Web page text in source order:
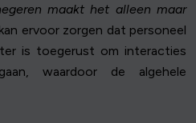
maakt het alleen maar
ervoor zorgen dat personeel
is toegerust om interacties
waardoor de algehele